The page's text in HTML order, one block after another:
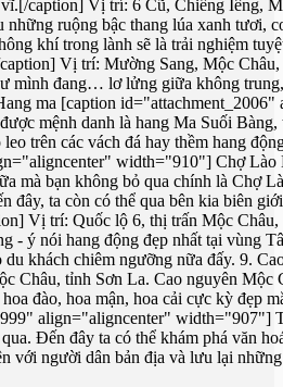
caption] Vị trí: 6 Cũ, Chiềng Iêng,
những ruộng bậc thang lúa xanh tươi,
khí trong lành sẽ là trải nghiệm
Vị trí: Mường Sang, Mộc
mình đang… lơ lửng giữa không
ma [caption
mệnh danh là hang Ma Suối
trên các vách đá hay thềm hang
width="910"] Chợ Lào
mà bạn không bỏ qua chính là Chợ
đây, ta còn có thể qua bên kia biên
Vị trí: Quốc lộ 6, thị trấn Mộc
- ý nói hang động đẹp nhất tại vùng
du khách chiêm ngưỡng nữa đấy. 9.
Châu, tỉnh Sơn La. Cao nguyên Mộc
đào, hoa mận, hoa cải cực kỳ đẹp
align="aligncenter" width="907"]
Đến đây ta có thể khám phá văn
với người dân bản địa và lưu lại